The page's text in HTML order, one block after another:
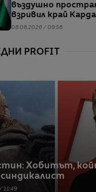
въздушно
взривил край
Радев
08.08.2026 / 09:56
PROFIT
Хобитът,
11:49